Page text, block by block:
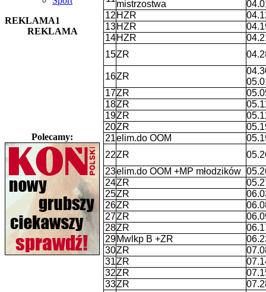
REKLAMA1
REKLAMA
Polecamy:
mistrzostwa
12 HZR
13HZR
14HZR
15ZR
16ZR
17ZR
18ZR
19ZR
20ZR
21elim.do OOM
22ZR
23elim.do OOM +MP młodzików
24ZR
25ZR
26ZR
27ZR
28ZR
29Mwlkp B +ZR
30ZR
31ZR
32ZR
33ZR